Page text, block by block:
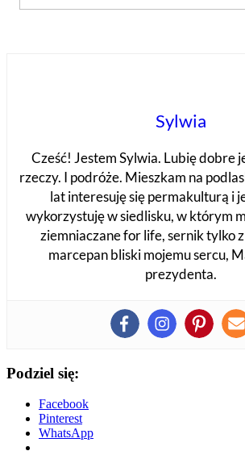
Sylwia
Cześć! Jestem Sylwia. Lubię dobre
rzeczy. I podróże. Mieszkam na
lat interesuję się permakulturą i
wykorzystuję w siedlisku, w którym
ziemniaczane for life, sernik tylko
marcepan bliski mojemu sercu,
prezydenta.
Podziel się:
Facebook
Pinterest
WhatsApp